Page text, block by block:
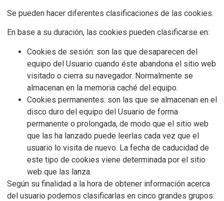
Se pueden hacer diferentes clasificaciones de las cookies.
En base a su duración, las cookies pueden clasificarse en:
Cookies de sesión: son las que desaparecen del
equipo del Usuario cuando éste abandona el sitio web
visitado o cierra su navegador. Normalmente se
almacenan en la memoria caché del equipo.
Cookies permanentes: son las que se almacenan en el
disco duro del equipo del Usuario de forma
permanente o prolongada, de modo que el sitio web
que las ha lanzado puede leerlas cada vez que el
usuario lo visita de nuevo. La fecha de caducidad de
este tipo de cookies viene determinada por el sitio
web que las lanza.
Según su finalidad a la hora de obtener información acerca
del usuario podemos clasificarlas en cinco grandes grupos: